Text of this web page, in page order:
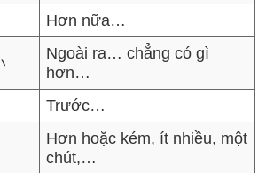
Hơn nữa…
Ngoài ra… chẳng có gì
hơn…
Trước…
Hơn hoặc kém, ít nhiều, một
chút,…